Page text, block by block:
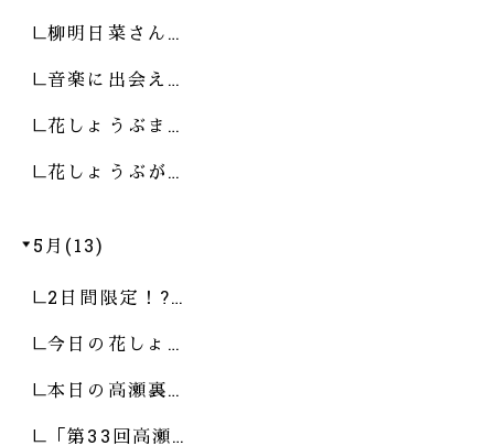
柳明日菜さん…
音楽に出会え…
花しょうぶま…
花しょうぶが…
5月(13)
2日間限定！?…
今日の花しょ…
本日の高瀬裏…
「第33回高瀬…